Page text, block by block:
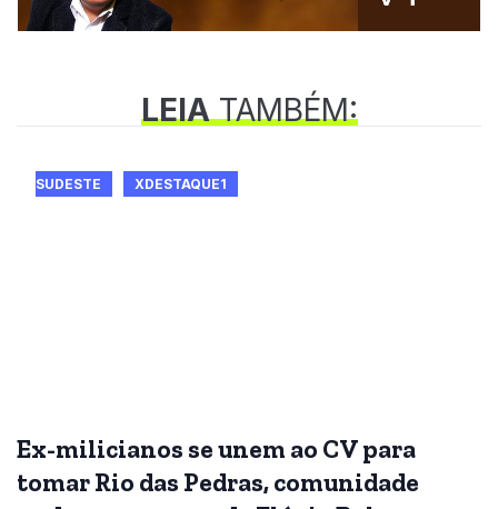
LEIATAMBÉM:
SUDESTE XDESTAQUE1
Ex-milicianos se unem ao CV para
tomar Rio das Pedras, comunidade